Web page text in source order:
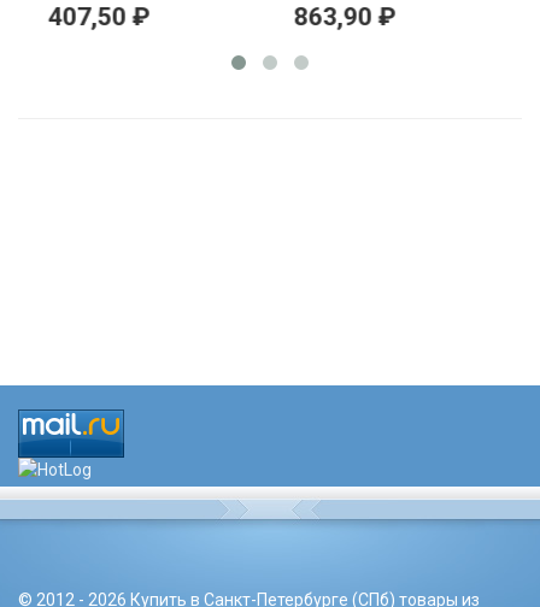
407,50 ₽ 863,90 ₽
© 2012 - 2026 Купить в Санкт-Петербурге (СПб) товары из